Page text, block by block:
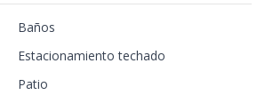
Baños
Estacionamiento techado
Patio